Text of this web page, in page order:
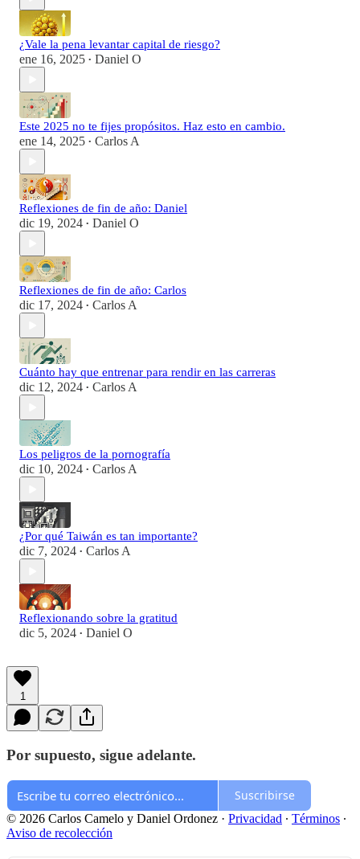
¿Vale la pena levantar capital de riesgo?
ene 16, 2025 • Daniel O
Este 2025 no te fijes propósitos. Haz esto en cambio.
ene 14, 2025 • Carlos A
Reflexiones de fin de año: Daniel
dic 19, 2024 • Daniel O
Reflexiones de fin de año: Carlos
dic 17, 2024 • Carlos A
Cuánto hay que entrenar para rendir en las carreras
dic 12, 2024 • Carlos A
Los peligros de la pornografía
dic 10, 2024 • Carlos A
¿Por qué Taiwán es tan importante?
dic 7, 2024 • Carlos A
Reflexionando sobre la gratitud
dic 5, 2024 • Daniel O
1
Por supuesto, sigue adelante.
Suscribirse
© 2026 Carlos Camelo y Daniel Ordonez · Privacidad ∙ Términos ∙
Aviso de recolección